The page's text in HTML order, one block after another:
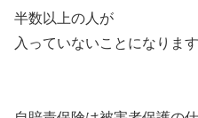
半数以上の人が
入っていないことになります